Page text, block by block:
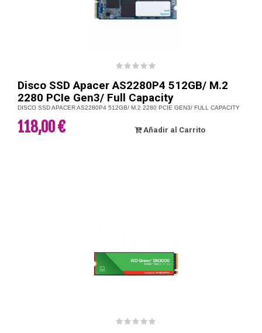
Disco SSD Apacer AS2280P4 512GB/ M.2
2280 PCIe Gen3/ Full Capacity
DISCO SSD APACER AS2280P4 512GB/ M.2 2280 PCIE GEN3/ FULL CAPACITY
118,00 € Añadir al Carrito